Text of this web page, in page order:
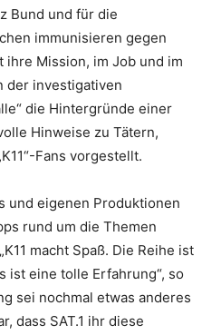
Bund und für die
immunisieren gegen
Mission, im Job und im
der investigativen
die Hintergründe einer
Hinweise zu Tätern,
Fans vorgestellt.
und eigenen Produktionen
rund um die Themen
macht Spaß. Die Reihe ist
ist eine tolle Erfahrung“, so
sei nochmal etwas anderes
dass SAT.1 ihr diese